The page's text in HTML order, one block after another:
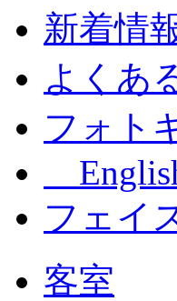
新着情
よくあ
フォト
フェイ
客室